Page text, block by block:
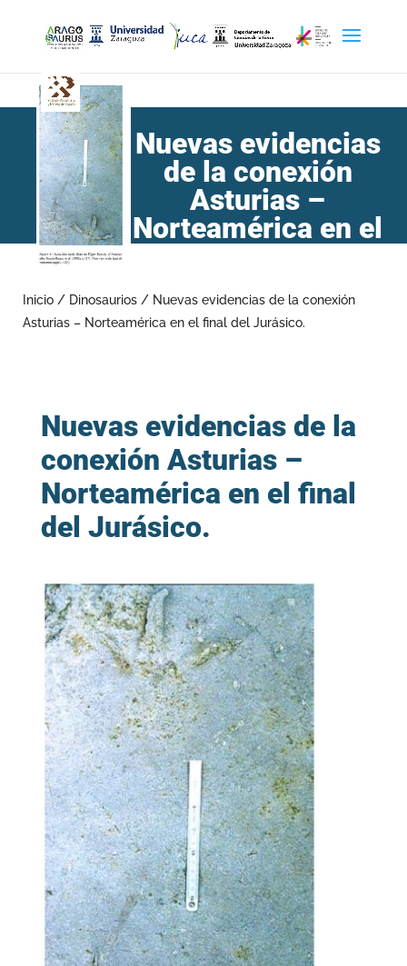
Nuevas evidencias
de la conexión
Asturias –
Norteamérica en el
Inicio / Dinosaurios / Nuevas evidencias de la conexión
Asturias – Norteamérica en el final del Jurásico.
Nuevas evidencias de la
conexión Asturias –
Norteamérica en el final
del Jurásico.